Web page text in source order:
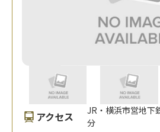
アクセス
JR・横浜市営地下
分